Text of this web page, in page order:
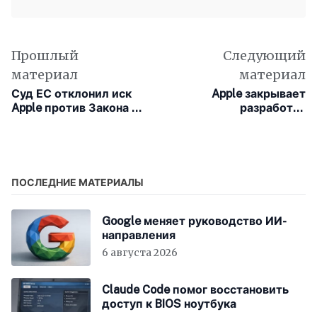
Прошлый
материал
Суд ЕС отклонил иск
Apple против Закона о
Следующий
материал
Apple закрывает
разработку
ПОСЛЕДНИЕ МАТЕРИАЛЫ
Google меняет руководство ИИ-
направления
6 августа 2026
Claude Code помог восстановить
доступ к BIOS ноутбука